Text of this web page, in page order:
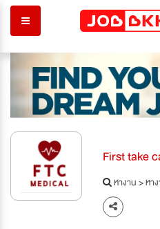
First take
หางาน>หา